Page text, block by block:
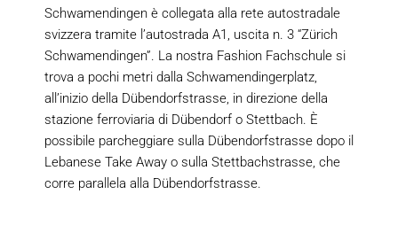
Schwamendingen è collegata alla rete autostradale
svizzera tramite l’autostrada A1, uscita n. 3 “Zürich
Schwamendingen”. La nostra Fashion Fachschule si
trova a pochi metri dalla Schwamendingerplatz,
all’inizio della Dübendorfstrasse, in direzione della
stazione ferroviaria di Dübendorf o Stettbach. È
possibile parcheggiare sulla Dübendorfstrasse dopo il
Lebanese Take Away o sulla Stettbachstrasse, che
corre parallela alla Dübendorfstrasse.